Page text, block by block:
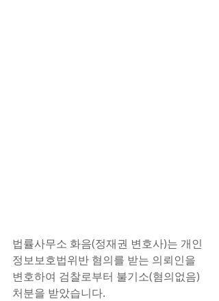
법률사무소 화음(정재권 변호사)는 개인
정보보호법위반 혐의를 받는 의뢰인을
변호하여 검찰로부터 불기소(혐의없음)
처분을 받았습니다.